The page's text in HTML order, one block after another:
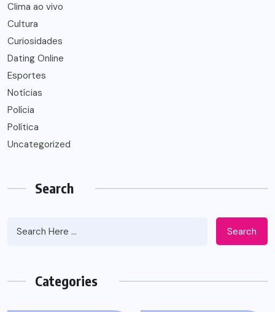
Clima ao vivo
Cultura
Curiosidades
Dating Online
Esportes
Notícias
Polícia
Política
Uncategorized
Search
Search
Categories